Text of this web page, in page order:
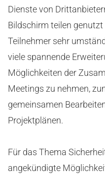
Dienste von
Bildschirm teilen
Teilnehmer sehr
viele spannende
Möglichkeiten der
Meetings zu nehmen,
gemeinsamen
Projektplänen.
Für das Thema
angekündigte